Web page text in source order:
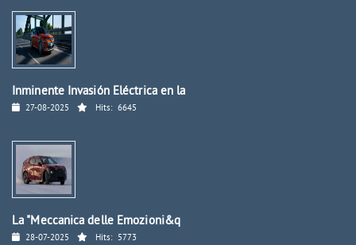
Inminente Invasión Eléctrica en la
27-08-2025 Hits: 6645
La "Meccanica delle Emozioni&q
28-07-2025 Hits: 5773